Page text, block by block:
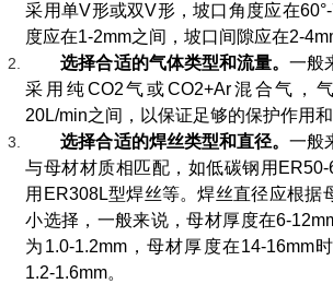
采用单V形或双V形，坡口角度应在
度应在1-2mm之间，坡口间隙应在2-
选择合适的气体类型和流量。一般
采用纯CO2气或CO2+Ar混合气，
20L/min之间，以保证足够的保护作用和
选择合适的焊丝类型和直径。一般
与母材材质相匹配，如低碳钢用
用ER308L型焊丝等。焊丝直径应根据
小选择，一般来说，母材厚度在6-
为1.0-1.2mm，母材厚度在14-16mm
1.2-1.6mm。